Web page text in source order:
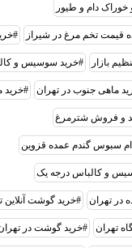
دام و طیور
قیمت تخم مرغ در شیراز
بازار خرید سوسیس و
ماهی جنوب در تهران خرید
و فروش شترمرغ
سبوس گندم عمده قزوین
و کالباس درجه یک
در تهران خرید گوشت آنلاین
تهران خرید گوشت در